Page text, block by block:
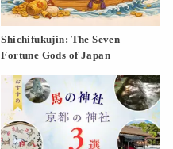
Shichifukujin: The Seven
Fortune Gods of Japan